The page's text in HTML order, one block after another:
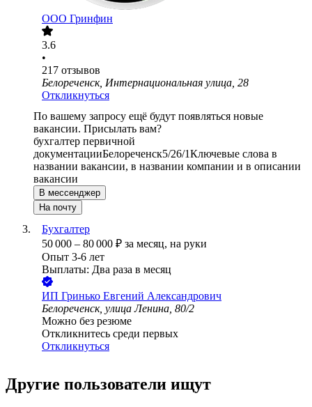
ООО Гринфин
3.6
•
217 отзывов
Белореченск, Интернациональная улица, 28
Откликнуться
По вашему запросу ещё будут появляться новые
вакансии. Присылать вам?
бухгалтер первичной
документацииБелореченск5/26/1Ключевые слова в
названии вакансии, в названии компании и в описании
вакансии
В мессенджер
На почту
Бухгалтер
50 000 – 80 000 ₽ за месяц, на руки
Опыт 3-6 лет
Выплаты: Два раза в месяц
ИП Гринько Евгений Александрович
Белореченск, улица Ленина, 80/2
Можно без резюме
Откликнитесь среди первых
Откликнуться
Другие пользователи ищут